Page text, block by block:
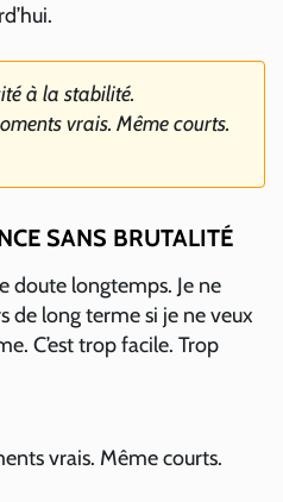
à la stabilité.
vrais. Même courts.
SANS BRUTALITÉ
doute longtemps. Je ne
de long terme si je ne veux
C’est trop facile. Trop
vrais. Même courts.